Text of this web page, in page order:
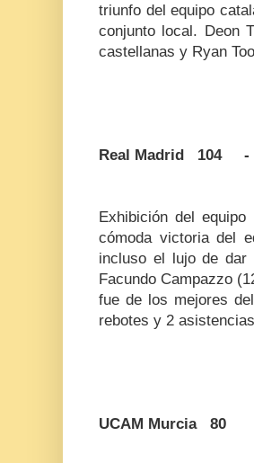
triunfo del equipo
conjunto local. Deon
castellanas y Ryan
Real Madrid 104 -
Exhibición del
cómoda victoria del
incluso el lujo de
Facundo Campazzo
fue de los mejores
rebotes y 2
UCAM Murcia 80